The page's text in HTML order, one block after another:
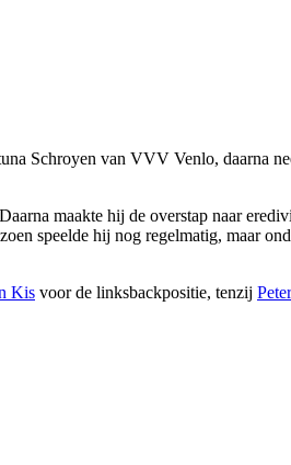
Schroyen van VVV Venlo, daarna
maakte hij de overstap naar
speelde hij nog regelmatig, maar
Kis voor de linksbackpositie, tenzij